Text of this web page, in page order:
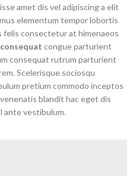
amet dis vel adipiscing a elit
elementum tempor lobortis
felis consectetur at himenaeos
congue parturient
consequat rutrum parturient
Scelerisque sociosqu
pretium commodo inceptos
blandit hac eget dis
ante vestibulum.